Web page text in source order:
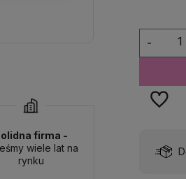
firma -
wiele lat na
rynku
-
- (punkty odbioru)